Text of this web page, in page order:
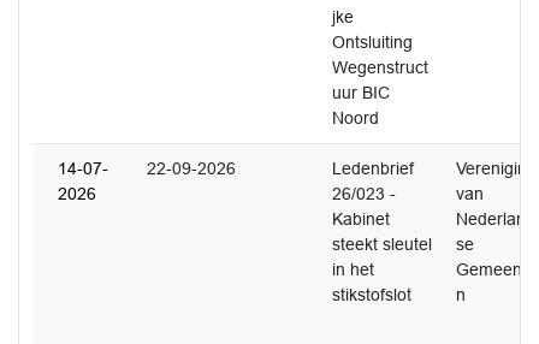
jke
Ontsluiting
Wegenstruct
uur BIC
Noord
14-07-
2026
22-09-2026
Ledenbrief
26/023 -
Kabinet
steekt sleutel
in het
stikstofslot
Vereniging
van
Nederland
se
Gemeente
n